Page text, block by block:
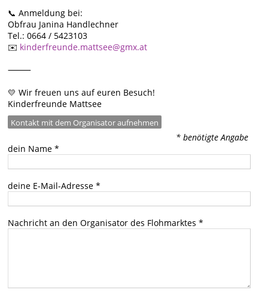
📞 Anmeldung bei:
Obfrau Janina Handlechner
Tel.: 0664 / 5423103
✉️ kinderfreunde.mattsee@gmx.at
⸻
💛 Wir freuen uns auf euren Besuch!
Kinderfreunde Mattsee
Kontakt mit dem Organisator aufnehmen
* benötigte Angabe
dein Name*
deine E-Mail-Adresse*
Nachricht an den Organisator des Flohmarktes*